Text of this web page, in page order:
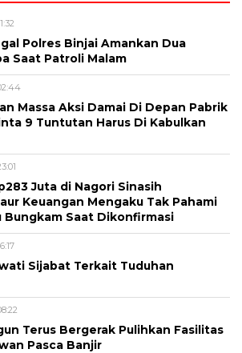
Polres Binjai Amankan Dua
Saat Patroli Malam
Massa Aksi Damai Di Depan Pabrik
9 Tuntutan Harus Di Kabulkan
Juta di Nagori Sinasih
Keuangan Mengaku Tak Pahami
Bungkam Saat Dikonfirmasi
Sijabat Terkait Tuduhan
Terus Bergerak Pulihkan Fasilitas
Pasca Banjir